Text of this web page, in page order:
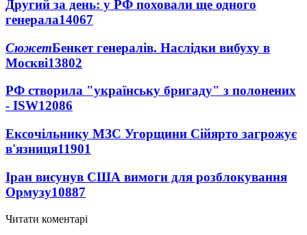
Другий за день: у РФ поховали ще одного
генерала14067
СюжетБенкет генералів. Наслідки вибуху в
Москві13802
РФ створила "українську бригаду" з полонених
- ISW12086
Ексочільнику МЗС Угорщини Сійярто загрожує
в'язниця11901
Іран висунув США вимоги для розблокування
Ормузу10887
Читати коментарі